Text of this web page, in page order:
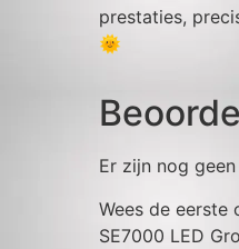
prestaties,
🌞
Er zijn nog
Wees de eerste
SE7000 LED